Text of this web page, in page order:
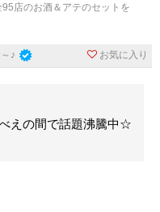
店のお酒＆アテのセットを
♪ お気に入り
えの間で話題沸騰中☆